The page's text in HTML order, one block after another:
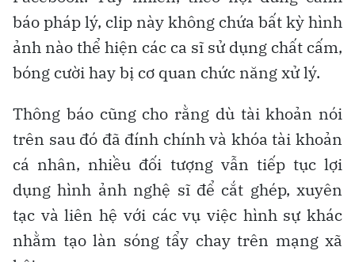
báo pháp lý, clip này không chứa bất kỳ hình
ảnh nào thể hiện các ca sĩ sử dụng chất cấm,
bóng cười hay bị cơ quan chức năng xử lý.
Thông báo cũng cho rằng dù tài khoản nói
trên sau đó đã đính chính và khóa tài khoản
cá nhân, nhiều đối tượng vẫn tiếp tục lợi
dụng hình ảnh nghệ sĩ để cắt ghép, xuyên
tạc và liên hệ với các vụ việc hình sự khác
nhằm tạo làn sóng tẩy chay trên mạng xã